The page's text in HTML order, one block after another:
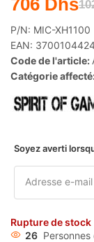
706 Dhs
P/N: MIC-XH1100
EAN:
Code de l'article:
Catégorie
Soyez averti
Rupture de stock
26